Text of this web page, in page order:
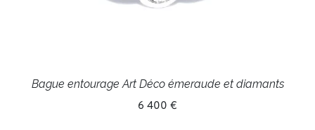
Bague entourage Art Déco émeraude et diamants
6 400 €